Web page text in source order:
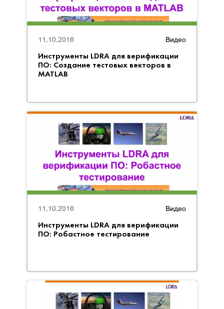
Видео
Инструменты LDRA для верификации
ПО: Создание тестовых векторов в
MATLAB
11.10.2016
Видео
Инструменты LDRA для верификации
ПО: Робастное тестирование
11.10.2016